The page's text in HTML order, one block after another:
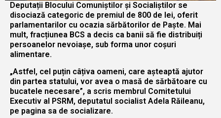
Deputații Blocului Comuniștilor și Socialiștilor se
disociază categoric de premiul de 800 de lei, oferit
parlamentarilor cu ocazia sărbătorilor de Paște. Mai
mult, fracțiunea BCS a decis ca banii să fie distribuiți
persoanelor nevoiașe, sub forma unor coșuri
alimentare.
„Astfel, cel puțin câțiva oameni, care așteaptă ajutor
din partea statului, vor avea o masă de sărbătoare cu
bucatele necesare”, a scris membrul Comitetului
Executiv al PSRM, deputatul socialist Adela Răileanu,
pe pagina sa de socializare.